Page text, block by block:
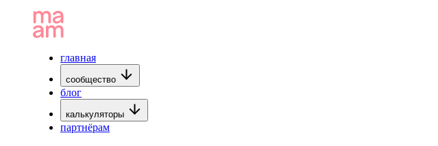
главная
сообщество
блог
калькуляторы
партнёрам